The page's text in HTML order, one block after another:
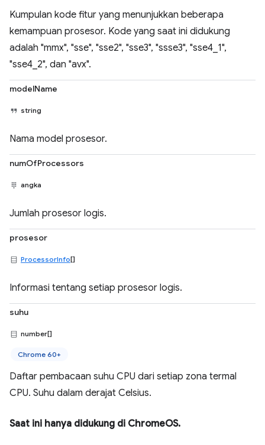
Kumpulan kode fitur yang menunjukkan beberapa
kemampuan prosesor. Kode yang saat ini didukung
adalah "mmx", "sse", "sse2", "sse3", "ssse3", "sse4_1",
"sse4_2", dan "avx".
modelName
string
Nama model prosesor.
numOfProcessors
angka
Jumlah prosesor logis.
prosesor
ProcessorInfo[]
Informasi tentang setiap prosesor logis.
suhu
number[]
Chrome 60+
Daftar pembacaan suhu CPU dari setiap zona termal
CPU. Suhu dalam derajat Celsius.
Saat ini hanya didukung di ChromeOS.